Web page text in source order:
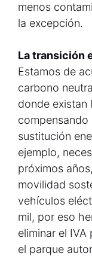
menos
la excepción.
La transición
Estamos de
carbono
donde existan
sustitución
ejemplo,
próximos
movilidad
vehículos
mil, por eso
eliminar el
el parque